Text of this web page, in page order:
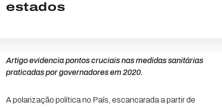
estados
Artigo evidencia pontos cruciais nas medidas sanitárias
praticadas por governadores em 2020.
A polarização política no País, escancarada a partir de